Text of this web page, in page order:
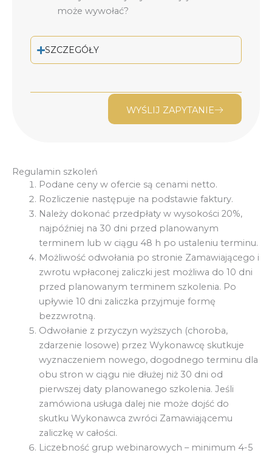
może wywołać?
SZCZEGÓŁY
WYŚLIJ ZAPYTANIE
Regulamin szkoleń
Podane ceny w ofercie są cenami netto.
Rozliczenie następuje na podstawie faktury.
Należy dokonać przedpłaty w wysokości 20%,
najpóźniej na 30 dni przed planowanym
terminem lub w ciągu 48 h po ustaleniu terminu.
Możliwość odwołania po stronie Zamawiającego i
zwrotu wpłaconej zaliczki jest możliwa do 10 dni
przed planowanym terminem szkolenia. Po
upływie 10 dni zaliczka przyjmuje formę
bezzwrotną.
Odwołanie z przyczyn wyższych (choroba,
zdarzenie losowe) przez Wykonawcę skutkuje
wyznaczeniem nowego, dogodnego terminu dla
obu stron w ciągu nie dłużej niż 30 dni od
pierwszej daty planowanego szkolenia. Jeśli
zamówiona usługa dalej nie może dojść do
skutku Wykonawca zwróci Zamawiającemu
zaliczkę w całości.
Liczebność grup webinarowych – minimum 4-5